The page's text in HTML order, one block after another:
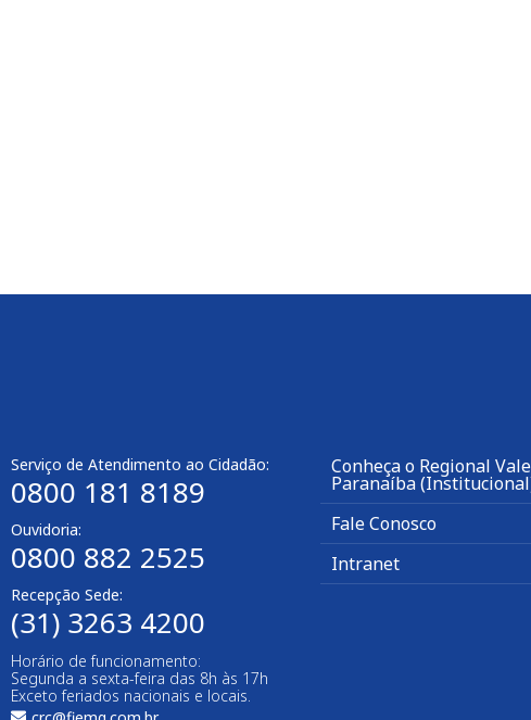
Serviço de Atendimento ao Cidadão:
0800 181 8189
Ouvidoria:
0800 882 2525
Recepção Sede:
(31) 3263 4200
Horário de funcionamento:
Segunda a sexta-feira das 8h às 17h
Exceto feriados nacionais e locais.
Conheça o Regional
Paranaíba
Fale Conosco
Intranet